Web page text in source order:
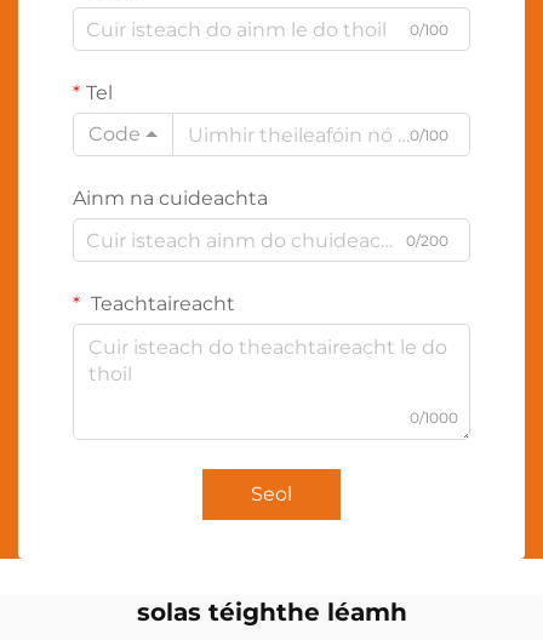
0/100
Tel
Code
0/100
Ainm na cuideachta
0/200
Teachtaireacht
0/1000
Seol
solas téighthe léamh